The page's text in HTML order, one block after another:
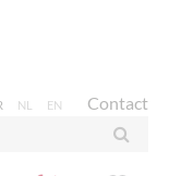
NL EN Contact